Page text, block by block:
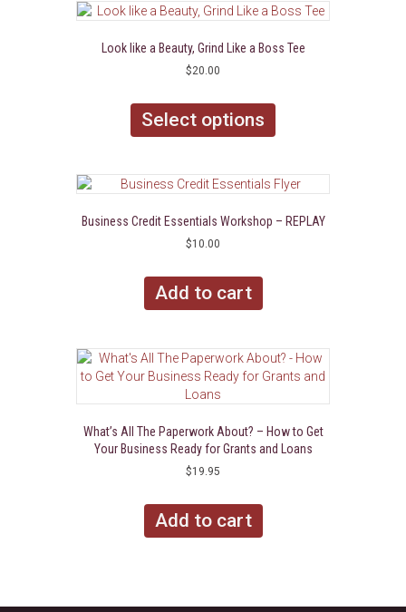
The
may
product
Look like a Beauty, Grind Like a Boss Tee
$20.00
Select options
product
The
may
Business Credit Essentials Workshop – REPLAY
$10.00
Add to cart
What’s All The Paperwork About? – How to Get
Your Business Ready for Grants and Loans
$19.95
Add to cart